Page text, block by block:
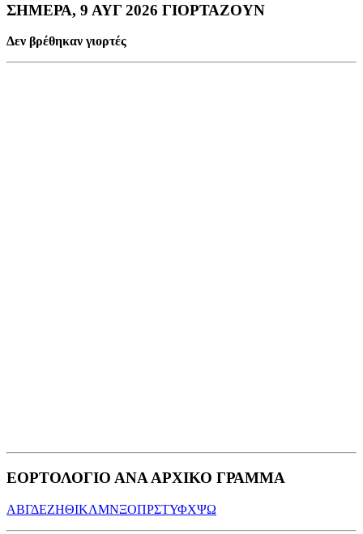
ΣΗΜΕΡΑ, 9 ΑΥΓ 2026 ΓΙΟΡΤΑΖΟΥΝ
Δεν βρέθηκαν γιορτές
ΕΟΡΤΟΛΟΓΙΟ ΑΝΑ ΑΡΧΙΚΟ ΓΡΑΜΜΑ
ΑΒΓΔΕΖΗΘΙΚΛΜΝΞΟΠΡΣΤΥΦΧΨΩ